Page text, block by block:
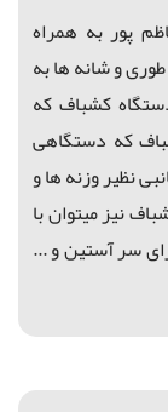
پور به همراه
و شانه ها به
کشباف که
که دستگاهی
نظیر وزنه ها و
نیز میتوان با
سر آستین و ...